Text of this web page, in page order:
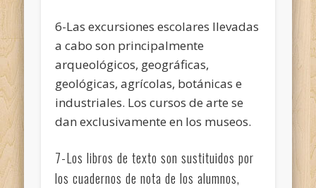
6-Las excursiones escolares llevadas
a cabo son principalmente
arqueológicos, geográficas,
geológicas, agrícolas, botánicas e
industriales. Los cursos de arte se
dan exclusivamente en los museos.
7-Los libros de texto son sustituidos por
los cuadernos de nota de los alumnos,